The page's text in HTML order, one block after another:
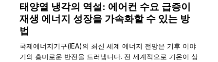
태양열 냉각의 역설: 에어컨 수요 급증이
재생 에너지 성장을 가속화할 수 있는 방
법
국제에너지기구(IEA)의 최신 세계 에너지 전망은 기후 이야
기의 흥미로운 반전을 드러냅니다. 전 세계적으로 기온이 상